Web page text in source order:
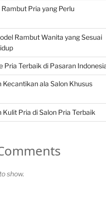
Pria yang Perlu
Rambut Wanita yang Sesuai
Pria Terbaik di Pasaran
Kecantikan ala Salon Khusus
Pria di Salon Pria Terbaik
show.